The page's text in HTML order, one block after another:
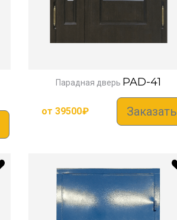
Парадная дверь PAD-41
от 39500₽ Заказать